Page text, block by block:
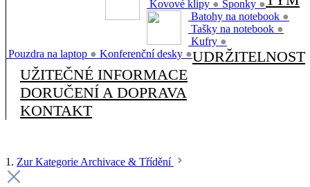
Kovové klipy ● Sponky ●
Batohy na notebook ●
Tašky na notebook ●
Kufry ●
Pouzdra na laptop ● Konferenční desky ●UDRŽITELNOST
UŽITEČNÉ INFORMACE
DORUČENÍ A DOPRAVA
KONTAKT
1. Zur Kategorie Archivace & Třídění